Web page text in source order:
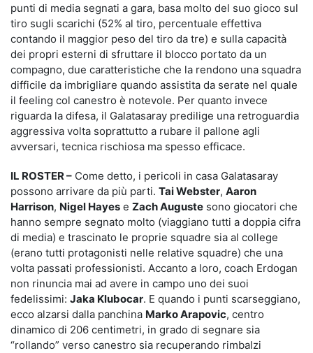
punti di media segnati a gara, basa molto del suo gioco sul
tiro sugli scarichi (52% al tiro, percentuale effettiva
contando il maggior peso del tiro da tre) e sulla capacità
dei propri esterni di sfruttare il blocco portato da un
compagno, due caratteristiche che la rendono una squadra
difficile da imbrigliare quando assistita da serate nel quale
il feeling col canestro è notevole. Per quanto invece
riguarda la difesa, il Galatasaray predilige una retroguardia
aggressiva volta soprattutto a rubare il pallone agli
avversari, tecnica rischiosa ma spesso efficace.
IL ROSTER – Come detto, i pericoli in casa Galatasaray
possono arrivare da più parti. Tai Webster, Aaron
Harrison, Nigel Hayes e Zach Auguste sono giocatori che
hanno sempre segnato molto (viaggiano tutti a doppia cifra
di media) e trascinato le proprie squadre sia al college
(erano tutti protagonisti nelle relative squadre) che una
volta passati professionisti. Accanto a loro, coach Erdogan
non rinuncia mai ad avere in campo uno dei suoi
fedelissimi: Jaka Klubocar. E quando i punti scarseggiano,
ecco alzarsi dalla panchina Marko Arapovic, centro
dinamico di 206 centimetri, in grado di segnare sia
“rollando” verso canestro sia recuperando rimbalzi